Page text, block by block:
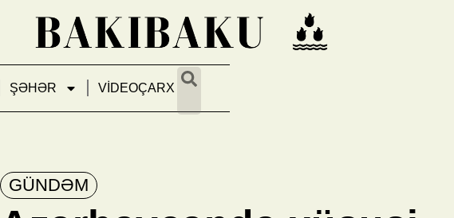
ŞƏHƏR VİDEOÇARX
GÜNDƏM